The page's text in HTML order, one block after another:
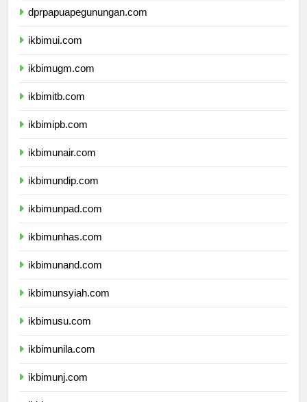
dprpapuapegunungan.com
ikbimui.com
ikbimugm.com
ikbimitb.com
ikbimipb.com
ikbimunair.com
ikbimundip.com
ikbimunpad.com
ikbimunhas.com
ikbimunand.com
ikbimunsyiah.com
ikbimusu.com
ikbimunila.com
ikbimunj.com